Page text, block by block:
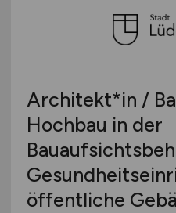
Architekt*in /
Hochbau in der
öffentliche